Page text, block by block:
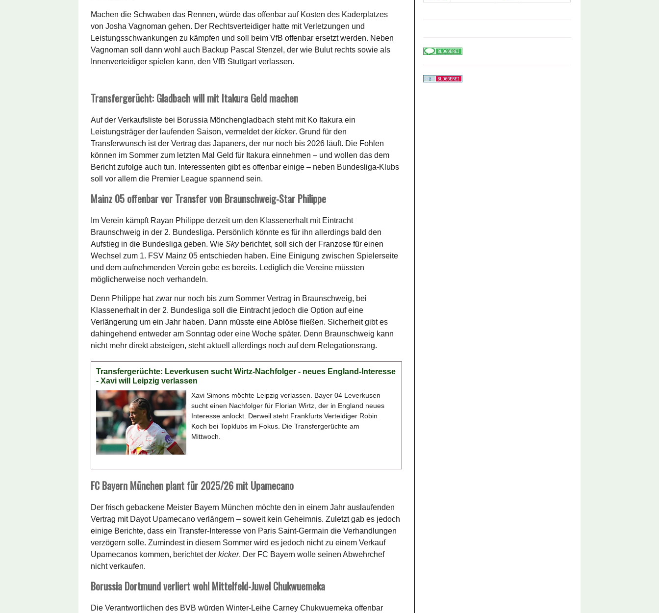
Machen die Schwaben das Rennen, würde das offenbar auf Kosten des Kaderplatzes
von Josha Vagnoman gehen. Der Rechtsverteidiger hatte mit Verletzungen und
Leistungsschwankungen zu kämpfen und soll beim VfB offenbar ersetzt werden. Neben
Vagnoman soll dann wohl auch Backup Pascal Stenzel, der wie Bulut rechts sowie als
Innenverteidiger spielen kann, den VfB Stuttgart verlassen.
Transfergerücht: Gladbach will mit Itakura Geld machen
Auf der Verkaufsliste bei Borussia Mönchengladbach steht mit Ko Itakura ein
Leistungsträger der laufenden Saison, vermeldet der kicker. Grund für den
Transferwunsch ist der Vertrag das Japaners, der nur noch bis 2026 läuft. Die Fohlen
können im Sommer zum letzten Mal Geld für Itakura einnehmen – und wollen das dem
Bericht zufolge auch tun. Interessenten gibt es offenbar einige – neben Bundesliga-Klubs
soll vor allem die Premier League spannend sein.
Mainz 05 offenbar vor Transfer von Braunschweig-Star Philippe
Im Verein kämpft Rayan Philippe derzeit um den Klassenerhalt mit Eintracht
Braunschweig in der 2. Bundesliga. Persönlich könnte es für ihn allerdings bald den
Aufstieg in die Bundesliga geben. Wie Skyberichtet, soll sich der Franzose für einen
Wechsel zum 1. FSV Mainz 05 entschieden haben. Eine Einigung zwischen Spielerseite
und dem aufnehmenden Verein gebe es bereits. Lediglich die Vereine müssten
möglicherweise noch verhandeln.
Denn Philippe hat zwar nur noch bis zum Sommer Vertrag in Braunschweig, bei
Klassenerhalt in der 2. Bundesliga soll die Eintracht jedoch die Option auf eine
Verlängerung um ein Jahr haben. Dann müsste eine Ablöse fließen. Sicherheit gibt es
dahingehend entweder am Sonntag oder eine Woche später. Denn Braunschweig kann
nicht mehr direkt absteigen, steht aktuell allerdings noch auf dem Relegationsrang.
Transfergerüchte: Leverkusen sucht Wirtz-Nachfolger - neues England-Interesse
- Xavi will Leipzig verlassen
Xavi Simons möchte Leipzig verlassen. Bayer 04 Leverkusen
sucht einen Nachfolger für Florian Wirtz, der in England neues
Interesse anlockt. Derweil steht Frankfurts Verteidiger Robin
Koch bei Topklubs im Fokus. Die Transfergerüchte am
Mittwoch.
FC Bayern München plant für 2025/26 mit Upamecano
Der frisch gebackene Meister Bayern München möchte den in einem Jahr auslaufenden
Vertrag mit Dayot Upamecano verlängern – soweit kein Geheimnis. Zuletzt gab es jedoch
einige Berichte, dass ein Transfer-Interesse von Paris Saint-Germain die Verhandlungen
verzögern solle. Zumindest in diesem Sommer wird es jedoch nicht zu einem Verkauf
Upamecanos kommen, berichtet der kicker. Der FC Bayern wolle seinen Abwehrchef
nicht verkaufen.
Borussia Dortmund verliert wohl Mittelfeld-Juwel Chukwuemeka
Die Verantwortlichen des BVB würden Winter-Leihe Carney Chukwuemeka offenbar